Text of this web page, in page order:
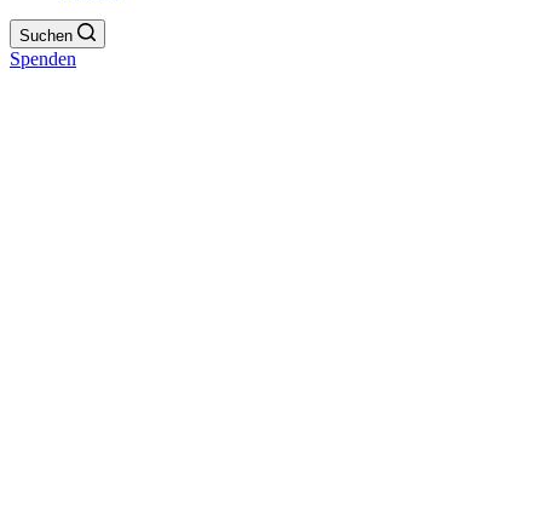
Suchen
Spenden